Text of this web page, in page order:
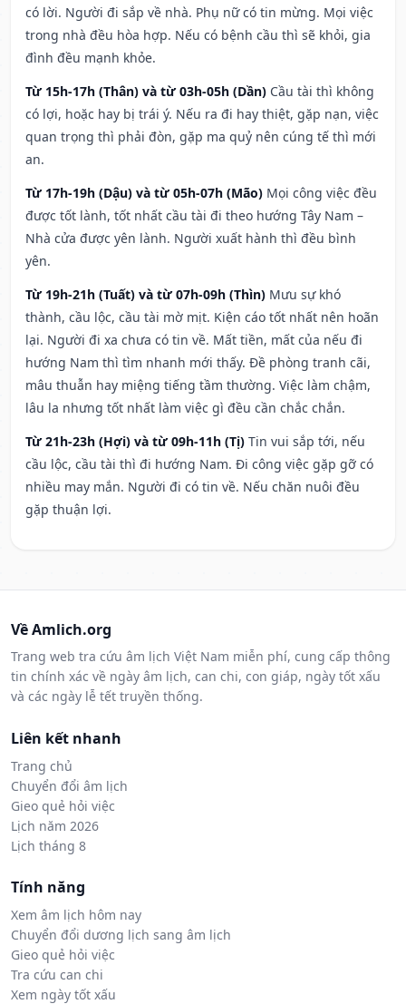
có lời. Người đi sắp về nhà. Phụ nữ có tin mừng. Mọi việc
trong nhà đều hòa hợp. Nếu có bệnh cầu thì sẽ khỏi, gia
đình đều mạnh khỏe.
Từ 15h-17h (Thân) và từ 03h-05h (Dần) Cầu tài thì không
có lợi, hoặc hay bị trái ý. Nếu ra đi hay thiệt, gặp nạn, việc
quan trọng thì phải đòn, gặp ma quỷ nên cúng tế thì mới
an.
Từ 17h-19h (Dậu) và từ 05h-07h (Mão) Mọi công việc đều
được tốt lành, tốt nhất cầu tài đi theo hướng Tây Nam –
Nhà cửa được yên lành. Người xuất hành thì đều bình
yên.
Từ 19h-21h (Tuất) và từ 07h-09h (Thìn) Mưu sự khó
thành, cầu lộc, cầu tài mờ mịt. Kiện cáo tốt nhất nên hoãn
lại. Người đi xa chưa có tin về. Mất tiền, mất của nếu đi
hướng Nam thì tìm nhanh mới thấy. Đề phòng tranh cãi,
mâu thuẫn hay miệng tiếng tầm thường. Việc làm chậm,
lâu la nhưng tốt nhất làm việc gì đều cần chắc chắn.
Từ 21h-23h (Hợi) và từ 09h-11h (Tị) Tin vui sắp tới, nếu
cầu lộc, cầu tài thì đi hướng Nam. Đi công việc gặp gỡ có
nhiều may mắn. Người đi có tin về. Nếu chăn nuôi đều
gặp thuận lợi.
Về Amlich.org
Trang web tra cứu âm lịch Việt Nam miễn phí, cung cấp thông
tin chính xác về ngày âm lịch, can chi, con giáp, ngày tốt xấu
và các ngày lễ tết truyền thống.
Liên kết nhanh
Trang chủ
Chuyển đổi âm lịch
Gieo quẻ hỏi việc
Lịch năm 2026
Lịch tháng 8
Tính năng
Xem âm lịch hôm nay
Chuyển đổi dương lịch sang âm lịch
Gieo quẻ hỏi việc
Tra cứu can chi
Xem ngày tốt xấu